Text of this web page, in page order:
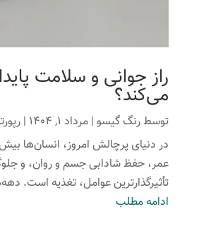
راز جوانی و سلامت
می‌کند؟
توسطرنگ گیسو| مرداد 1, 1404 |
در دنیای پرچالش امروز، انسان‌ها
عمر، حفظ شادابی جسم و روان، و
تأثیرگذارترین عوامل، تغذیه است.
ادامه مطلب